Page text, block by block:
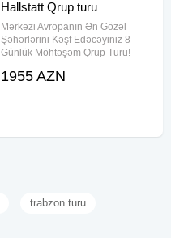
Hallstatt Qrup turu
Mərkəzi Avropanın Ən Gözəl
Şəhərlərini Kəşf Edəcəyiniz 8
Günlük Möhtəşəm Qrup Turu!
Hallstatt Qrup turu Səyahət
1955 AZN
trabzon turu